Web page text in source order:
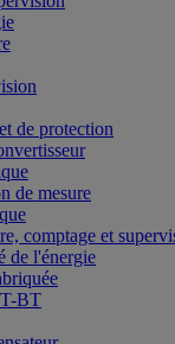
de protection
de mesure
comptage et
de l'énergie
BT